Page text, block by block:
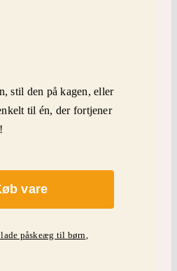
stil den på kagen, eller
til én, der fortjener
vare
påskeæg til børn,